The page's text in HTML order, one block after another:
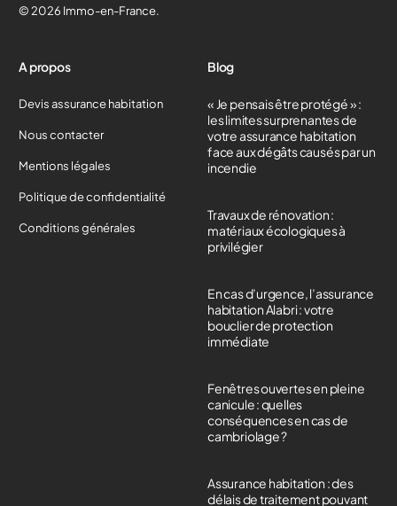
© 2026 Immo-en-France.
A propos
Devis assurance habitation
Nous contacter
Mentions légales
Politique de confidentialité
Conditions générales
Blog
« Je pensais être protégé » :
les limites surprenantes de
votre assurance habitation
face aux dégâts causés par un
incendie
Travaux de rénovation :
matériaux écologiques à
privilégier
En cas d’urgence, l’assurance
habitation Alabri : votre
bouclier de protection
immédiate
Fenêtres ouvertes en pleine
canicule : quelles
conséquences en cas de
cambriolage ?
Assurance habitation : des
délais de traitement pouvant